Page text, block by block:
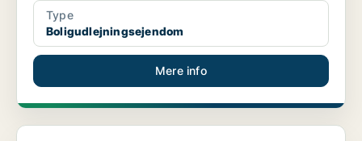
Type
Boligudlejningsejendom
Mere info
Boligudlejningsejendom i Kolding